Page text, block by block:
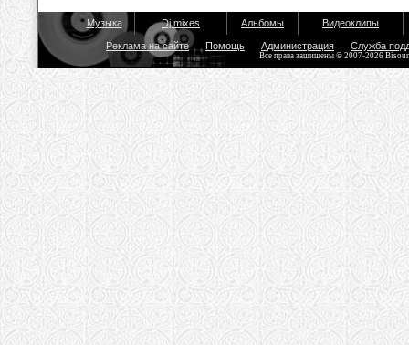
Музыка Dj mixes Альбомы Видеоклипы
Реклама на сайте Помощь Администрация Служба
Все права защищены © 2007-2026